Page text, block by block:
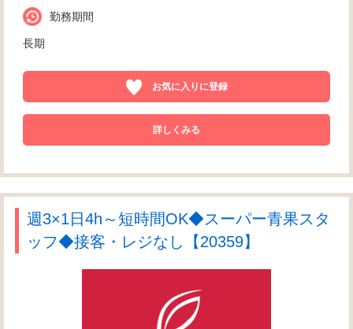
勤務期間
長期
お気に入りに登録
詳しくみる
週3×1日4h～短時間OK◆スーパー青果スタ
ッフ◆接客・レジなし【20359】